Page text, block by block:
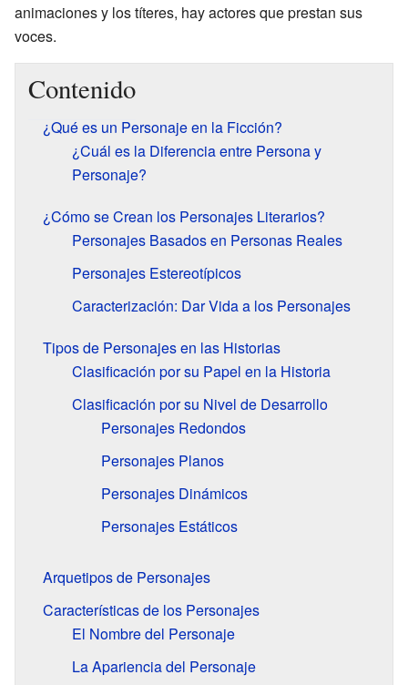
animaciones y los títeres, hay actores que prestan sus
voces.
Contenido
¿Qué es un Personaje en la Ficción?
¿Cuál es la Diferencia entre Persona y
Personaje?
¿Cómo se Crean los Personajes Literarios?
Personajes Basados en Personas Reales
Personajes Estereotípicos
Caracterización: Dar Vida a los Personajes
Tipos de Personajes en las Historias
Clasificación por su Papel en la Historia
Clasificación por su Nivel de Desarrollo
Personajes Redondos
Personajes Planos
Personajes Dinámicos
Personajes Estáticos
Arquetipos de Personajes
Características de los Personajes
El Nombre del Personaje
La Apariencia del Personaje